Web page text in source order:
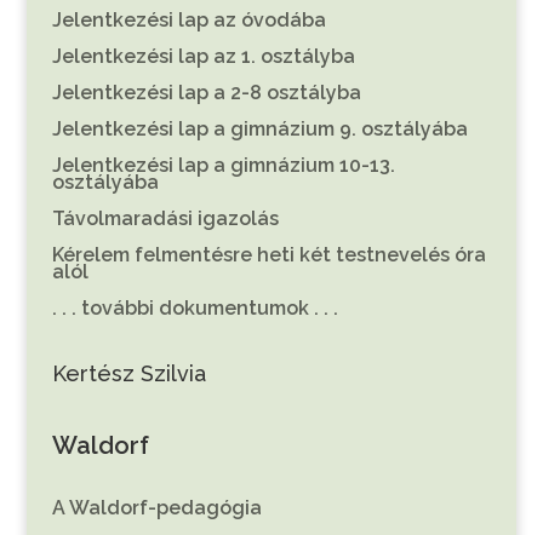
Jelentkezési lap az óvodába
Jelentkezési lap az 1. osztályba
Jelentkezési lap a 2-8 osztályba
Jelentkezési lap a gimnázium 9. osztályába
Jelentkezési lap a gimnázium 10-13.
osztályába
Távolmaradási igazolás
Kérelem felmentésre heti két testnevelés óra
alól
. . . további dokumentumok . . .
Kertész Szilvia
Waldorf
A Waldorf-pedagógia